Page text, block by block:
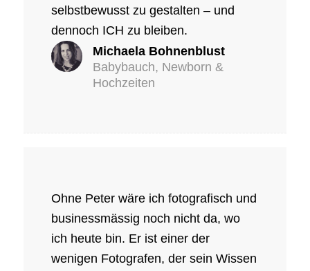
selbstbewusst zu gestalten – und
dennoch ICH zu bleiben.
Michaela Bohnenblust
Babybauch, Newborn &
Hochzeiten
Ohne Peter wäre ich fotografisch und
businessmässig noch nicht da, wo
ich heute bin. Er ist einer der
wenigen Fotografen, der sein Wissen